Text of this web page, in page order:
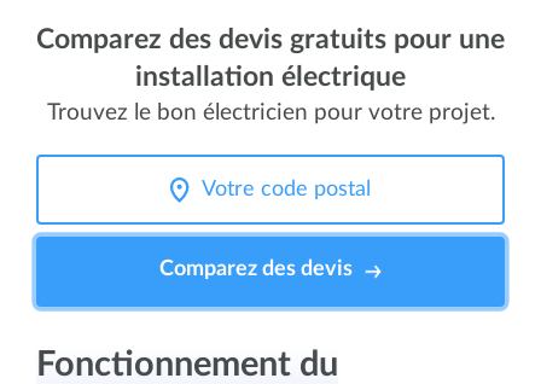
Comparez des devis gratuits pour une
installation électrique
Trouvez le bon électricien pour votre projet.
Comparez des devis
Fonctionnement du